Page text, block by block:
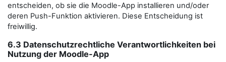
entscheiden, ob sie die Moodle-App installieren und/oder
deren Push-Funktion aktivieren. Diese Entscheidung ist
freiwillig.
6.3 Datenschutzrechtliche Verantwortlichkeiten bei
Nutzung der Moodle-App